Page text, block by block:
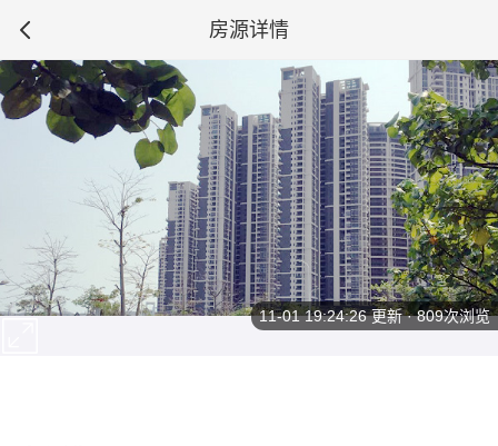
房源详情
11-01 19:24:26更新 · 809次浏览